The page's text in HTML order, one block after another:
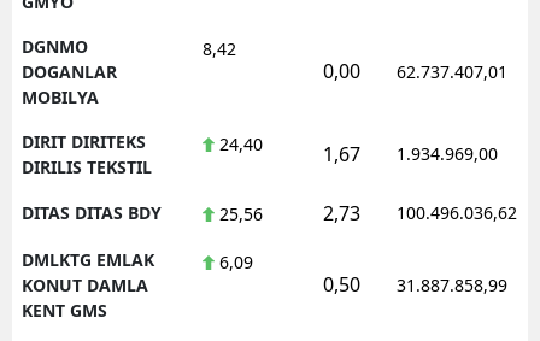
DGNMO
DOGANLAR
MOBILYA
8,42
0,00 62.737.407,01
DIRIT DIRITEKS
DIRILIS TEKSTIL
24,40 1,67 1.934.969,00
DITAS DITAS BDY 25,56 2,73 100.496.036,62
DMLKTG EMLAK
KONUT DAMLA
KENT GMS
6,09
0,50 31.887.858,99